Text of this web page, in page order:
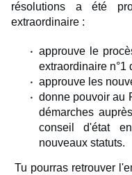
résolutions a été
extraordinaire :
approuve le
extraordinaire n°1
approuve les
donne pouvoir au
démarches
conseil d'état
nouveaux statuts.
Tu pourras retrouver